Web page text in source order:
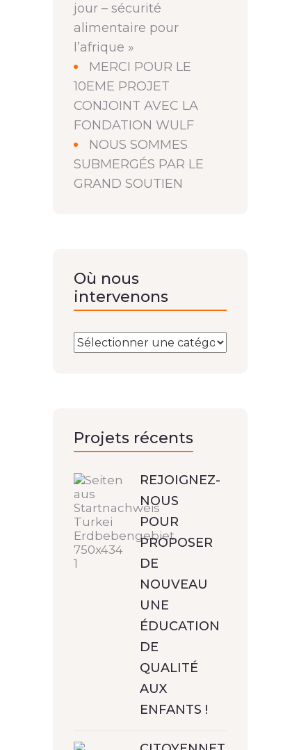
jour – sécurité
alimentaire pour
l’afrique »
MERCI POUR LE
10EME PROJET
CONJOINT AVEC LA
FONDATION WULF
NOUS SOMMES
SUBMERGÉS PAR LE
GRAND SOUTIEN
Où nous
intervenons
Projets récents
REJOIGNEZ-
NOUS
POUR
PROPOSER
DE
NOUVEAU
UNE
ÉDUCATION
DE
QUALITÉ
AUX
ENFANTS !